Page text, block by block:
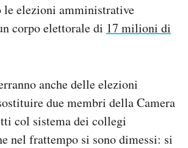
elezioni amministrative
corpo elettorale di 17 milioni di
anche delle elezioni
due membri della Camera
col sistema dei collegi
nel frattempo si sono dimessi: si